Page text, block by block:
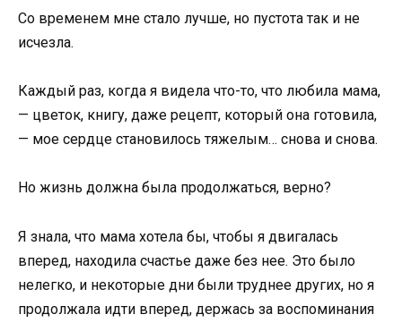
Со временем мне стало лучше, но пустота так и не
исчезла.
Каждый раз, когда я видела что-то, что любила мама,
— цветок, книгу, даже рецепт, который она готовила,
— мое сердце становилось тяжелым… снова и снова.
Но жизнь должна была продолжаться, верно?
Я знала, что мама хотела бы, чтобы я двигалась
вперед, находила счастье даже без нее. Это было
нелегко, и некоторые дни были труднее других, но я
продолжала идти вперед, держась за воспоминания